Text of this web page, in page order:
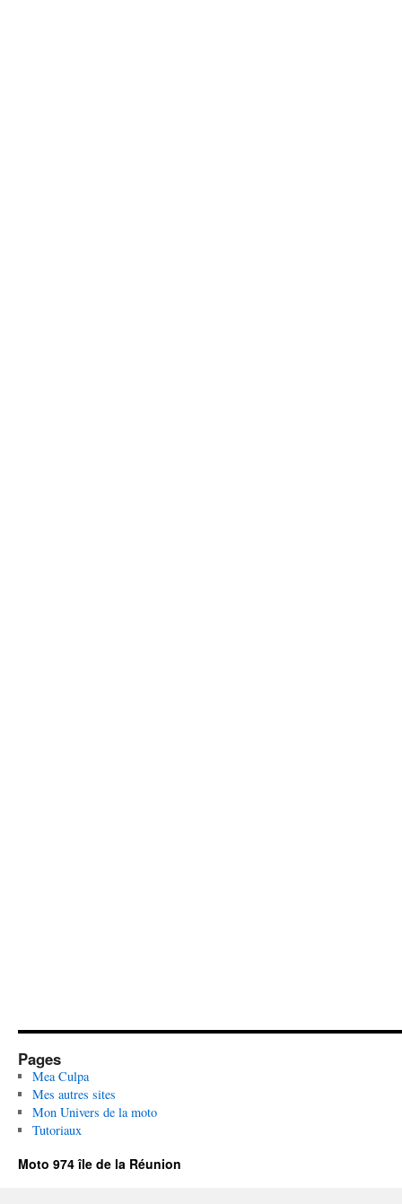
Pages
Mea Culpa
Mes autres sites
Mon Univers de la moto
Tutoriaux
Moto 974 île de la Réunion